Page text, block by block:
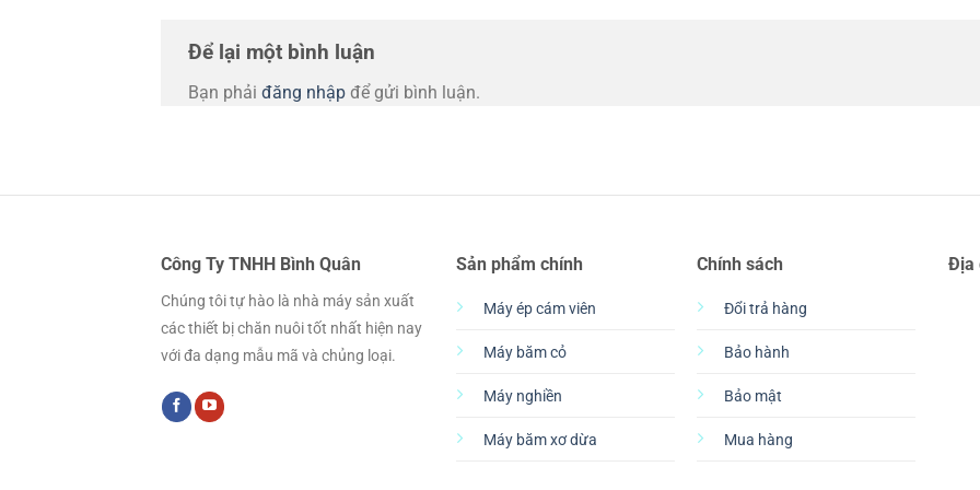
Để lại một bình luận
Bạn phải đăng nhập để gửi bình luận.
Công Ty TNHH Bình Quân
Chúng tôi tự hào là nhà máy sản xuất
các thiết bị chăn nuôi tốt nhất hiện nay
với đa dạng mẫu mã và chủng loại.
Sản phẩm chính
Máy ép cám viên
Máy băm cỏ
Máy nghiền
Máy băm xơ dừa
Chính sách
Đổi trả hàng
Bảo hành
Bảo mật
Mua hàng
Địa